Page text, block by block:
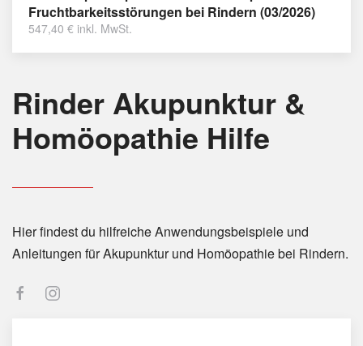
Fruchtbarkeitsstörungen bei Rindern (03/2026)
547,40 € inkl. MwSt.
Rinder Akupunktur &
Homöopathie Hilfe
Hier findest du hilfreiche Anwendungsbeispiele und
Anleitungen für Akupunktur und Homöopathie bei Rindern.